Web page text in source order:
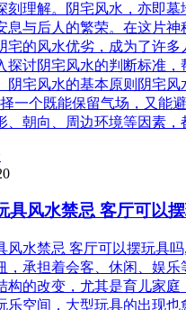
刻理解。阴宅风水，亦即墓
息与后人的繁荣。在这片神
宅的风水优劣，成为了许多
探讨阴宅风水的判断标准，
阴宅风水的基本原则阴宅风
一个既能保留气场，又能
、朝向、周边环境等因素，
具风水禁忌 客厅可以
风水禁忌 客厅可以摆玩具
，承担着会客、休闲、娱乐
构的改变，尤其是育儿家庭
乐空间，大型玩具的出现也